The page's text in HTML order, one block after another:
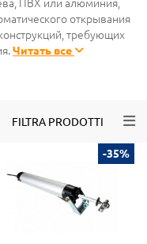
ПВХ или алюминия,
открывания
требующих
Читать все
FILTRA PRODOTTI
-35%